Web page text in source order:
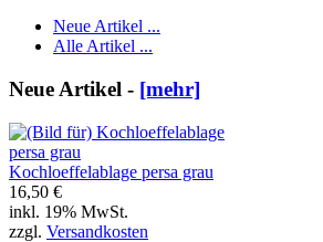
Neue Artikel ...
Alle Artikel ...
Neue Artikel - [mehr]
Kochloeffelablage persa grau
16,50 €
inkl. 19% MwSt.
zzgl. Versandkosten